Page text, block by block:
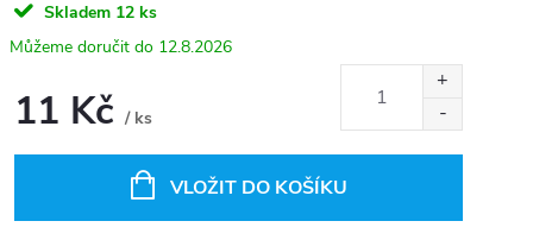
Skladem 12 ks
12.8.2026
11 Kč / ks
VLOŽIT DO KOŠÍKU